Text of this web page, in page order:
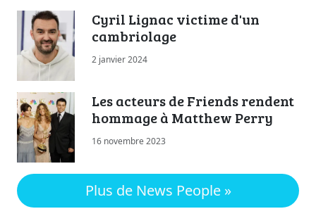
Cyril Lignac victime d'un
cambriolage
2 janvier 2024
Les acteurs de Friends rendent
hommage à Matthew Perry
16 novembre 2023
Plus de News People »